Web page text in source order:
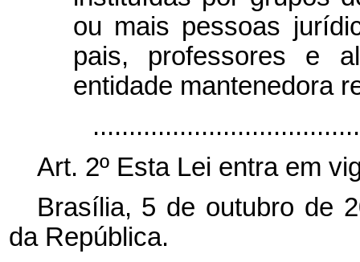
ou mais pessoas
pais, professores e
entidade mantenedora
Art. 2º Esta Lei entra em
Brasília, 5 de outubro de
da República.